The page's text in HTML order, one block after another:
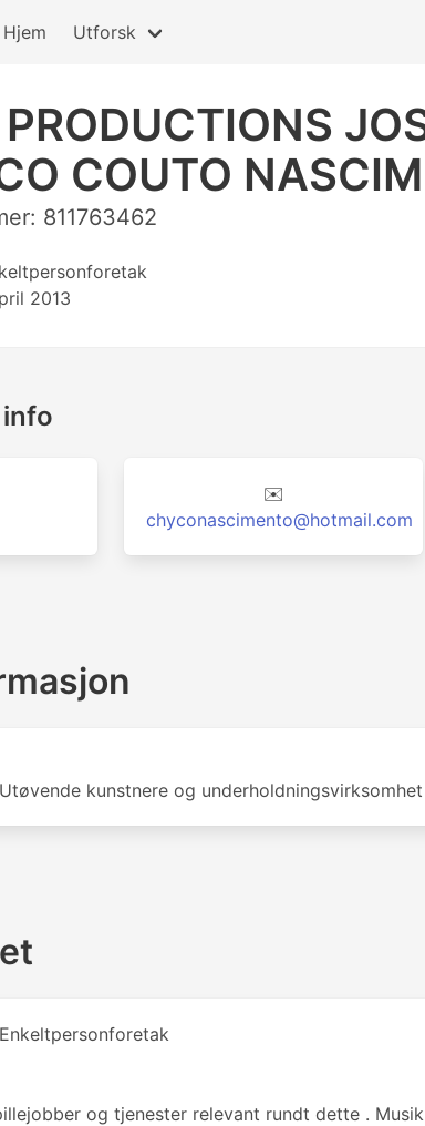
Hjem Utforsk
COUTO
811763462
2013
✉️
chyconascimento@hotmail.com
Utøvende kunstnere og
Enkeltpersonforetak
og tjenester relevant rundt dette .